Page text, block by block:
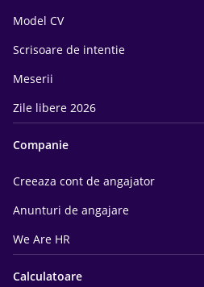
Model CV
Scrisoare de intentie
Meserii
Zile libere 2026
Companie
Creeaza cont de angajator
Anunturi de angajare
We Are HR
Calculatoare